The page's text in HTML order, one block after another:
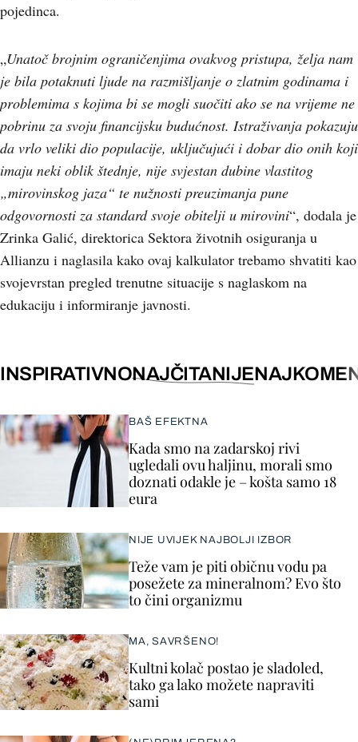
pojedinca.
„Unatoč brojnim ograničenjima ovakvog pristupa, želja nam
je bila potaknuti ljude na razmišljanje o zlatnim godinama i
problemima s kojima bi se mogli suočiti ako se na vrijeme ne
pobrinu za svoju financijsku budućnost. Istraživanja pokazuju
da vrlo veliki dio populacije, uključujući i dobar dio onih koji
imaju neki oblik štednje, nije svjestan dubine vlastitog
„mirovinskog jaza“ te nužnosti preuzimanja pune
odgovornosti za standard svoje obitelji u mirovini“, dodala je
Zrinka Galić, direktorica Sektora životnih osiguranja u
Allianzu i naglasila kako ovaj kalkulator trebamo shvatiti kao
svojevrstan pregled trenutne situacije s naglaskom na
edukaciju i informiranje javnosti.
INSPIRATIVNONAJČITANIJE
BAŠ EFEKTNA
Kada smo na zadarskoj rivi
ugledali ovu haljinu, morali smo
doznati odakle je – košta samo 18
eura
NIJE UVIJEK NAJBOLJI IZBOR
Teže vam je piti običnu vodu pa
posežete za mineralnom? Evo što
to čini organizmu
MA, SAVRŠENO!
Kultni kolač postao je sladoled,
tako ga lako možete napraviti
sami